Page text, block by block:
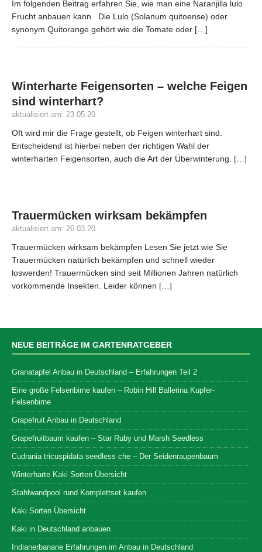
Im folgenden Beitrag erfahren Sie, wie man eine Naranjilla lulo
Frucht anbauen kann. Die Lulo (Solanum quitoense) oder
synonym Quitorange gehört wie die Tomate oder […]
Winterharte Feigensorten – welche Feigen
sind winterhart?
aktualisiert am: 23.05.20
Oft wird mir die Frage gestellt, ob Feigen winterhart sind.
Entscheidend ist hierbei neben der richtigen Wahl der
winterharten Feigensorten, auch die Art der Überwinterung. […]
Trauermücken wirksam bekämpfen
aktualisiert am: 26.03.20
Trauermücken wirksam bekämpfen Lesen Sie jetzt wie Sie
Trauermücken natürlich bekämpfen und schnell wieder
loswerden! Trauermücken sind seit Millionen Jahren natürlich
vorkommende Insekten. Leider können […]
NEUE BEITRÄGE IM GARTENRATGEBER
Granatapfel Anbau in Deutschland – Erfahrungen Teil 2
Eine große Felsenbirne kaufen – Robin Hill Ballerina Kupfer-
Felsenbirne
Grapefruit Anbau in Deutschland
Grapefruitbaum kaufen – Star Ruby und Marsh Seedless
Cudrania tricuspidata seedless che – Der Seidenraupenbaum
Winterharte Kaki Sorten Übersicht
Stahlwandpool rund Komplettset kaufen
Kaki Sorten Übersicht
Kaki in Deutschland anbauen
Indianerbanane Erfahrungen im Anbau in Deutschland